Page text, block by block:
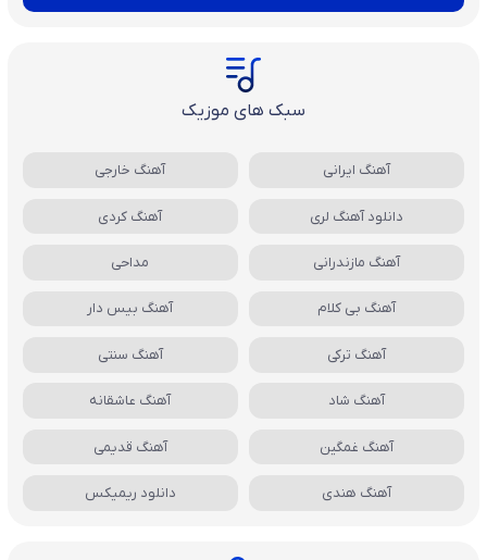
سبک های موزیک
آهنگ ایرانی آهنگ خارجی
دانلود آهنگ لری آهنگ کردی
آهنگ مازندرانی مداحی
آهنگ بی کلام آهنگ بیس دار
آهنگ ترکی آهنگ سنتی
آهنگ شاد آهنگ عاشقانه
آهنگ غمگین آهنگ قدیمی
آهنگ هندی دانلود ریمیکس